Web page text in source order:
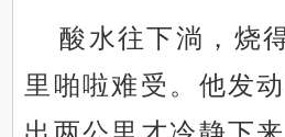
酸水往下淌，烧
里啪啦难受。他发